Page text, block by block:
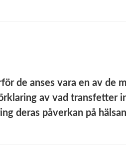
de anses vara en av de
av vad transfetter
deras påverkan på